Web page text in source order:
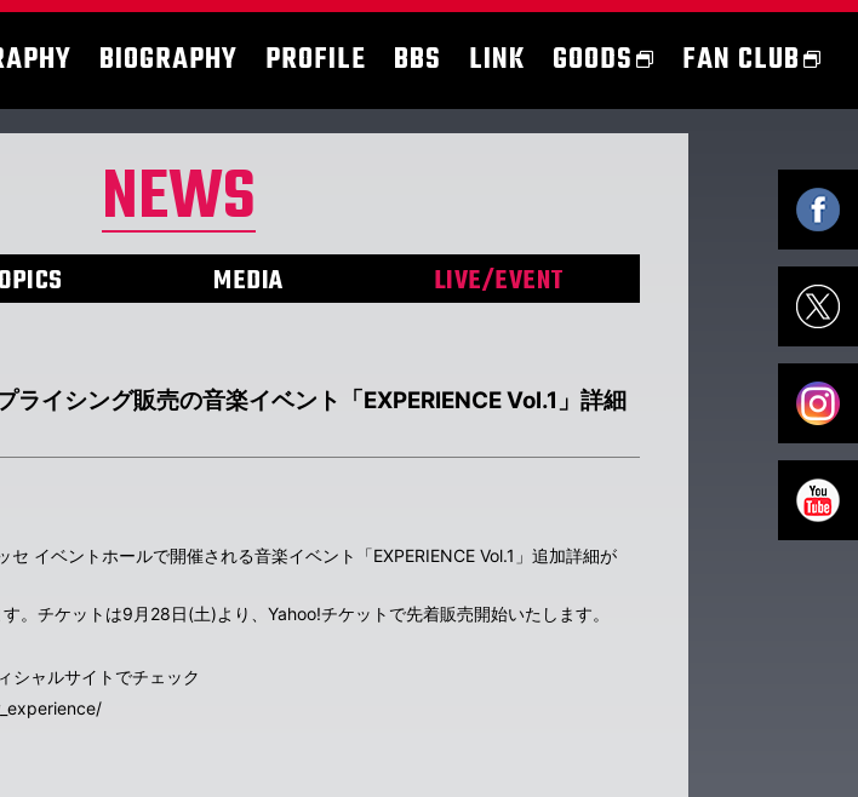
BIOGRAPHY PROFILE BBS LINK GOODS FAN CLUB
NEWS
MEDIA LIVE/EVENT
ライシング販売の音楽イベント「EXPERIENCE Vol.1」詳細
イベントホールで開催される音楽イベント「EXPERIENCE Vol.1」追加詳細が
。チケットは9月28日(土)より、Yahoo!チケットで先着販売開始いたします。
シャルサイトでチェック